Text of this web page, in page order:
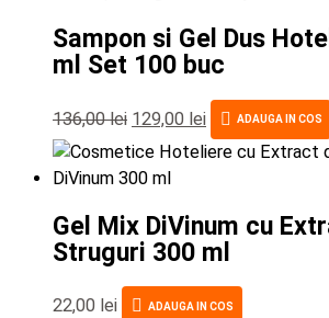
Sampon si Gel Dus
ml Set 100 buc
136,00lei 129,00 lei ADAUGA IN COS
Gel Mix DiVinum cu
Struguri 300 ml
22,00 lei ADAUGA IN COS